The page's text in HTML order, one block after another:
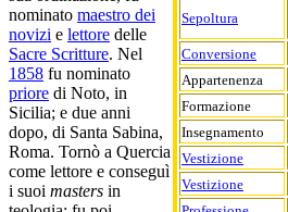
Sepoltura
Conversione
Appartenenza
Formazione
Insegnamento
Vestizione
Vestizione
nominato maestro dei
novizi e lettore delle
Sacre Scritture. Nel
1858 fu nominato
priore di Noto, in
Sicilia; e due anni
dopo, di Santa Sabina,
Roma. Tornò a Quercia
come lettore e conseguì
i suoi masters in